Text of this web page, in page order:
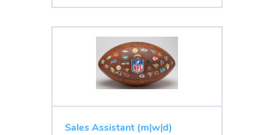
Sales Assistant (m|w|d)